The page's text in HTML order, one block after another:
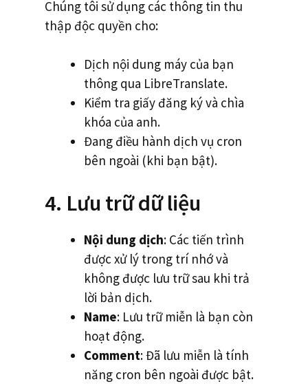
Chúng tôi sử dụng các thông tin thu
thập độc quyền cho:
Dịch nội dung máy của bạn
thông qua LibreTranslate.
Kiểm tra giấy đăng ký và chìa
khóa của anh.
Đang điều hành dịch vụ cron
bên ngoài (khi bạn bật).
4. Lưu trữ dữ liệu
Nội dung dịch: Các tiến trình
được xử lý trong trí nhớ và
không được lưu trữ sau khi trả
lời bản dịch.
Name: Lưu trữ miễn là bạn còn
hoạt động.
Comment: Đã lưu miễn là tính
năng cron bên ngoài được bật.